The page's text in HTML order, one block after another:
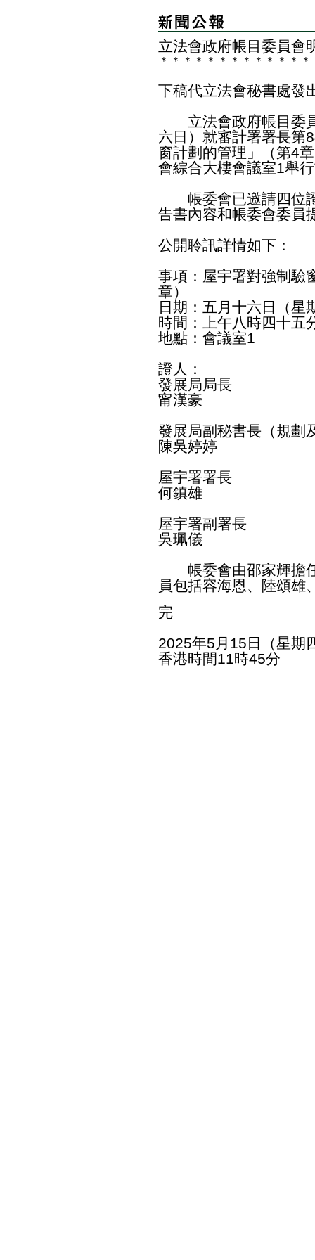
立法會政府帳目委員會
＊ ＊ ＊ ＊ ＊ ＊ ＊ ＊ ＊ ＊ ＊ ＊ ＊
下稿代立法會秘書處發
立法會政府帳目委員
六日）就審計署署長第
窗計劃的管理」（第4
會綜合大樓會議室1舉
帳委會已邀請四位證
告書內容和帳委會委員
公開聆訊詳情如下：
事項：屋宇署對強制驗
章）
日期：五月十六日（星
時間：上午八時四十五
地點：會議室1
證人：
發展局局長
甯漢豪
發展局副秘書長（規劃
陳吳婷婷
屋宇署署長
何鎮雄
屋宇署副署長
吳珮儀
帳委會由邵家輝擔任
員包括容海恩、陸頌雄
完
2025年5月15日（星期
香港時間11時45分